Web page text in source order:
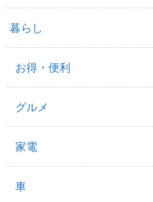
暮らし
お得・便利
グルメ
家電
車